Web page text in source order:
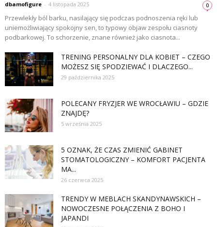
dbamofigure - 4 listopada 2025 0
Przewlekły ból barku, nasilający się podczas podnoszenia ręki lub
uniemożliwiający spokojny sen, to typowy objaw zespołu ciasnoty
podbarkowej. To schorzenie, znane również jako ciasnota...
TRENING PERSONALNY DLA KOBIET – CZEGO
MOŻESZ SIĘ SPODZIEWAĆ I DLACZEGO...
29 października 2025
POLECANY FRYZJER WE WROCŁAWIU – GDZIE
ZNAJDĘ?
5 września 2025
5 OZNAK, ŻE CZAS ZMIENIĆ GABINET
STOMATOLOGICZNY – KOMFORT PACJENTA
MA...
26 czerwca 2025
TRENDY W MEBLACH SKANDYNAWSKICH –
NOWOCZESNE POŁĄCZENIA Z BOHO I
JAPANDI